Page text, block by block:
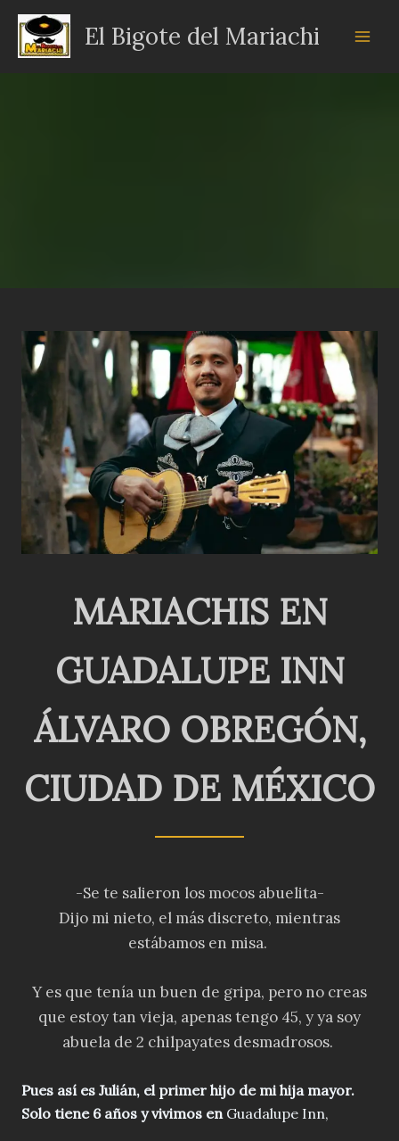
contenido
El Bigote del Mariachi
MARIACHIS EN
GUADALUPE INN
ÁLVARO OBREGÓN,
CIUDAD DE MÉXICO
-Se te salieron los mocos abuelita-
Dijo mi nieto, el más discreto, mientras
estábamos en misa.
Y es que tenía un buen de gripa, pero no creas
que estoy tan vieja, apenas tengo 45, y ya soy
abuela de 2 chilpayates desmadrosos.
Pues así es Julián, el primer hijo de mi hija mayor.
Solo tiene 6 años y vivimos en Guadalupe Inn,